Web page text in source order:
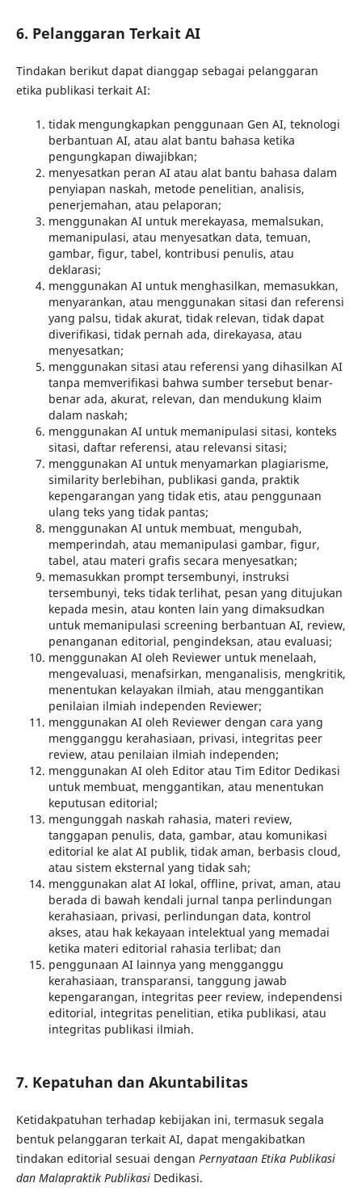
6. Pelanggaran Terkait AI
Tindakan berikut dapat dianggap sebagai pelanggaran
etika publikasi terkait AI:
tidak mengungkapkan penggunaan Gen AI, teknologi
berbantuan AI, atau alat bantu bahasa ketika
pengungkapan diwajibkan;
menyesatkan peran AI atau alat bantu bahasa dalam
penyiapan naskah, metode penelitian, analisis,
penerjemahan, atau pelaporan;
menggunakan AI untuk merekayasa, memalsukan,
memanipulasi, atau menyesatkan data, temuan,
gambar, figur, tabel, kontribusi penulis, atau
deklarasi;
menggunakan AI untuk menghasilkan, memasukkan,
menyarankan, atau menggunakan sitasi dan referensi
yang palsu, tidak akurat, tidak relevan, tidak dapat
diverifikasi, tidak pernah ada, direkayasa, atau
menyesatkan;
menggunakan sitasi atau referensi yang dihasilkan AI
tanpa memverifikasi bahwa sumber tersebut benar-
benar ada, akurat, relevan, dan mendukung klaim
dalam naskah;
menggunakan AI untuk memanipulasi sitasi, konteks
sitasi, daftar referensi, atau relevansi sitasi;
menggunakan AI untuk menyamarkan plagiarisme,
similarity berlebihan, publikasi ganda, praktik
kepengarangan yang tidak etis, atau penggunaan
ulang teks yang tidak pantas;
menggunakan AI untuk membuat, mengubah,
memperindah, atau memanipulasi gambar, figur,
tabel, atau materi grafis secara menyesatkan;
memasukkan prompt tersembunyi, instruksi
tersembunyi, teks tidak terlihat, pesan yang ditujukan
kepada mesin, atau konten lain yang dimaksudkan
untuk memanipulasi screening berbantuan AI, review,
penanganan editorial, pengindeksan, atau evaluasi;
menggunakan AI oleh Reviewer untuk menelaah,
mengevaluasi, menafsirkan, menganalisis, mengkritik,
menentukan kelayakan ilmiah, atau menggantikan
penilaian ilmiah independen Reviewer;
menggunakan AI oleh Reviewer dengan cara yang
mengganggu kerahasiaan, privasi, integritas peer
review, atau penilaian ilmiah independen;
menggunakan AI oleh Editor atau Tim Editor Dedikasi
untuk membuat, menggantikan, atau menentukan
keputusan editorial;
mengunggah naskah rahasia, materi review,
tanggapan penulis, data, gambar, atau komunikasi
editorial ke alat AI publik, tidak aman, berbasis cloud,
atau sistem eksternal yang tidak sah;
menggunakan alat AI lokal, offline, privat, aman, atau
berada di bawah kendali jurnal tanpa perlindungan
kerahasiaan, privasi, perlindungan data, kontrol
akses, atau hak kekayaan intelektual yang memadai
ketika materi editorial rahasia terlibat; dan
penggunaan AI lainnya yang mengganggu
kerahasiaan, transparansi, tanggung jawab
kepengarangan, integritas peer review, independensi
editorial, integritas penelitian, etika publikasi, atau
integritas publikasi ilmiah.
7. Kepatuhan dan Akuntabilitas
Ketidakpatuhan terhadap kebijakan ini, termasuk segala
bentuk pelanggaran terkait AI, dapat mengakibatkan
tindakan editorial sesuai dengan Pernyataan Etika Publikasi
dan Malapraktik PublikasiDedikasi.